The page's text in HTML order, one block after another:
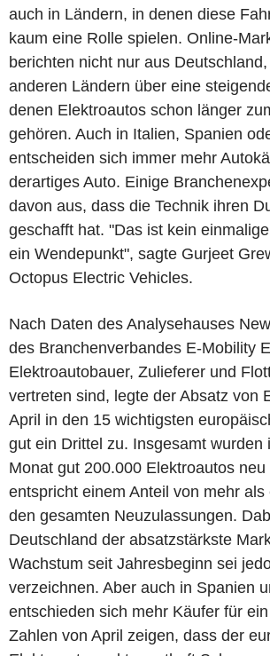
auch in Ländern, in denen diese
kaum eine Rolle spielen. Online-
berichten nicht nur aus
anderen Ländern über eine
denen Elektroautos schon länger
gehören. Auch in Italien, Spanien
entscheiden sich immer mehr
derartiges Auto. Einige
davon aus, dass die Technik ihren
geschafft hat. "Das ist kein
ein Wendepunkt", sagte Gurjeet
Octopus Electric Vehicles.
Nach Daten des Analysehauses
des Branchenverbandes E-Mobility
Elektroautobauer, Zulieferer und
vertreten sind, legte der Absatz von
April in den 15 wichtigsten
gut ein Drittel zu. Insgesamt wurden
Monat gut 200.000 Elektroautos
entspricht einem Anteil von mehr
den gesamten Neuzulassungen.
Deutschland der absatzstärkste
Wachstum seit Jahresbeginn sei
verzeichnen. Aber auch in Spanien
entschieden sich mehr Käufer für
Zahlen von April zeigen, dass der